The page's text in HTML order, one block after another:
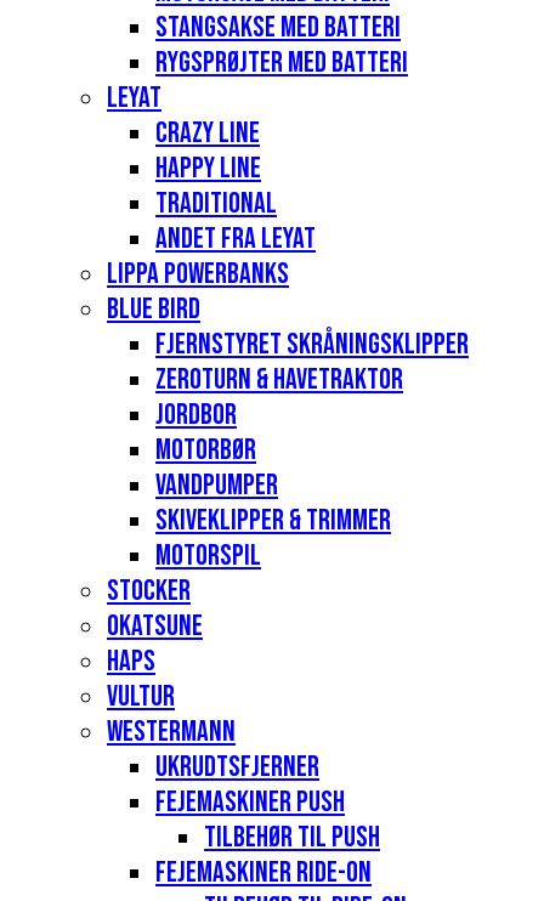
Stangsakse med batteri
Rygsprøjter med batteri
Leyat
Crazy Line
Happy Line
Traditional
Andet fra Leyat
Lippa Powerbanks
Blue Bird
Fjernstyret skråningsklipper
Zeroturn & havetraktor
Jordbor
Motorbør
Vandpumper
Skiveklipper & Trimmer
Motorspil
Stocker
Okatsune
Haps
Vultur
Westermann
Ukrudtsfjerner
Fejemaskiner Push
Tilbehør til push
Fejemaskiner Ride-on